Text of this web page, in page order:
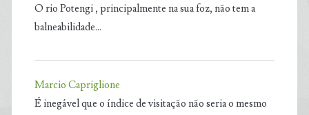
O rio Potengi , principalmente na sua foz, não tem a
balneabilidade…
Marcio Capriglione
É inegável que o índice de visitação não seria o mesmo